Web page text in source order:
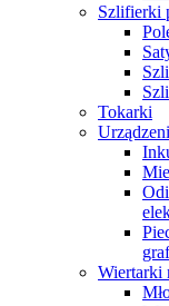
Szlifierki
Tokarki
Wiertarki